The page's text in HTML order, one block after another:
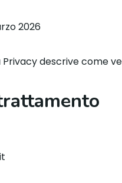
2026
descrive come